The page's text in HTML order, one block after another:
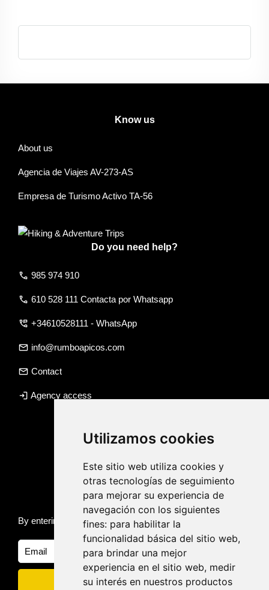
Utilizamos cookies
Este sitio web utiliza cookies y
otras tecnologías de seguimiento
para mejorar su experiencia de
navegación con los siguientes
fines: para habilitar la
funcionalidad básica del sitio web,
para brindar una mejor
experiencia en el sitio web, medir
su interés en nuestros productos
Know us
About us
Agencia de Viajes AV-273-AS
Empresa de Turismo Activo TA-56
Do you need help?
call 985 974 910
call 610 528 111 Contacta por Whatsapp
perm_phone_msg +34610528111 - WhatsApp
email info@rumboapicos.com
email Contact
login Agency access
Keep informed of news and trips
By entering your email, you accept our Privacy policy